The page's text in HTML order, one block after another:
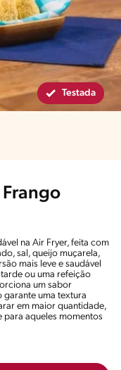
Testada
na Air Fryer, feita com
sal, queijo muçarela,
mais leve e saudável
ou uma refeição
um sabor
garante uma textura
em maior quantidade,
para aqueles momentos